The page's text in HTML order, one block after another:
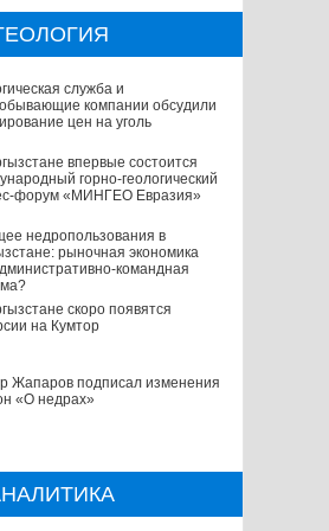
служба и
компании обсудили
цен на уголь
впервые состоится
горно-геологический
форум «МИНГЕО Евразия»
недропользования в
рыночная экономика
командная
скоро появятся
на Кумтор
Жапаров подписал изменения
«О недрах»